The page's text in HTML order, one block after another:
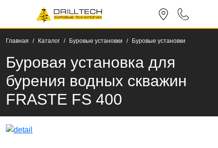
Главная Каталог Буровые установки Буровые установки
Буровая установка для
бурения водных скважин
FRASTE FS 400